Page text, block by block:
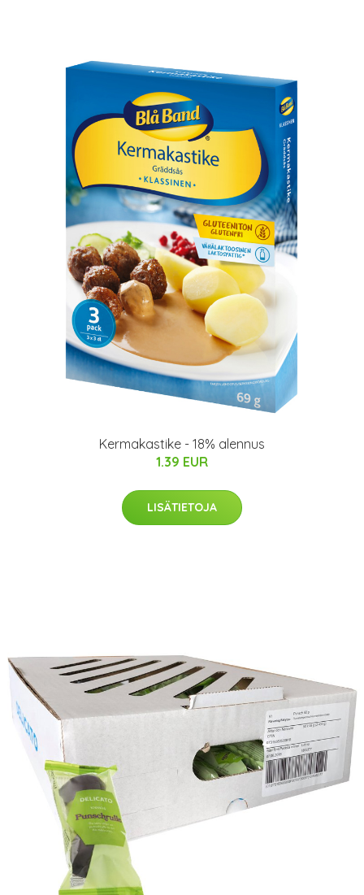
Kermakastike - 18% alennus
1.39 EUR
LISÄTIETOJA